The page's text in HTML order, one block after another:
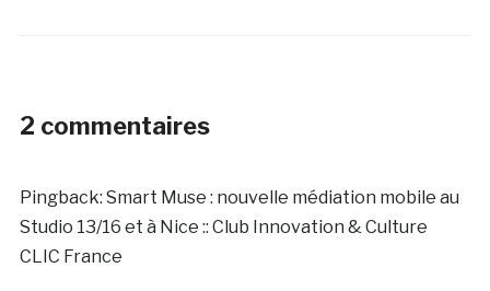
2 commentaires
Pingback: Smart Muse : nouvelle médiation mobile au
Studio 13/16 et à Nice :: Club Innovation & Culture
CLIC France